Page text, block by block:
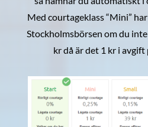
Med courtageklass “Mini”
Stockholmsbörsen om du
kr då är det 1 kr i